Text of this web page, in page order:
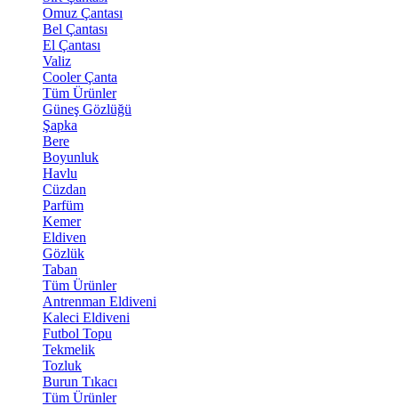
Omuz Çantası
Bel Çantası
El Çantası
Valiz
Cooler Çanta
Tüm Ürünler
Güneş Gözlüğü
Şapka
Bere
Boyunluk
Havlu
Cüzdan
Parfüm
Kemer
Eldiven
Gözlük
Taban
Tüm Ürünler
Antrenman Eldiveni
Kaleci Eldiveni
Futbol Topu
Tekmelik
Tozluk
Burun Tıkacı
Tüm Ürünler